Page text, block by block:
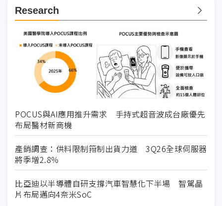
Research
POCUS與AI應用推升需求 手持式超音波成台廠優先
布局醫材新商機
產銷調查：供料限制箝制出貨力道 3Q26全球伺服器
將季增2.8％
比亞迪以半導體自研支撐汽車智慧化下半場 智駕晶
片布局邁向4奈米SoC